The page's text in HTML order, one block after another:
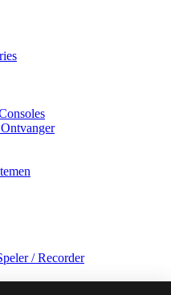
/ Recorder